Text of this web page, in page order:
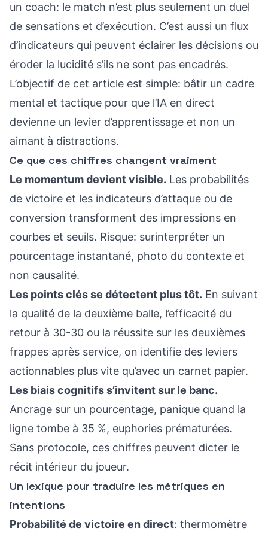
un coach: le match n’est plus seulement un duel
de sensations et d’exécution. C’est aussi un flux
d’indicateurs qui peuvent éclairer les décisions ou
éroder la lucidité s’ils ne sont pas encadrés.
L’objectif de cet article est simple: bâtir un cadre
mental et tactique pour que l’IA en direct
devienne un levier d’apprentissage et non un
aimant à distractions.
Ce que ces chiffres changent vraiment
Le momentum devient visible. Les probabilités
de victoire et les indicateurs d’attaque ou de
conversion transforment des impressions en
courbes et seuils. Risque: surinterpréter un
pourcentage instantané, photo du contexte et
non causalité.
Les points clés se détectent plus tôt. En suivant
la qualité de la deuxième balle, l’efficacité du
retour à 30-30 ou la réussite sur les deuxièmes
frappes après service, on identifie des leviers
actionnables plus vite qu’avec un carnet papier.
Les biais cognitifs s’invitent sur le banc.
Ancrage sur un pourcentage, panique quand la
ligne tombe à 35 %, euphories prématurées.
Sans protocole, ces chiffres peuvent dicter le
récit intérieur du joueur.
Un lexique pour traduire les métriques en
intentions
Probabilité de victoire en direct: thermomètre